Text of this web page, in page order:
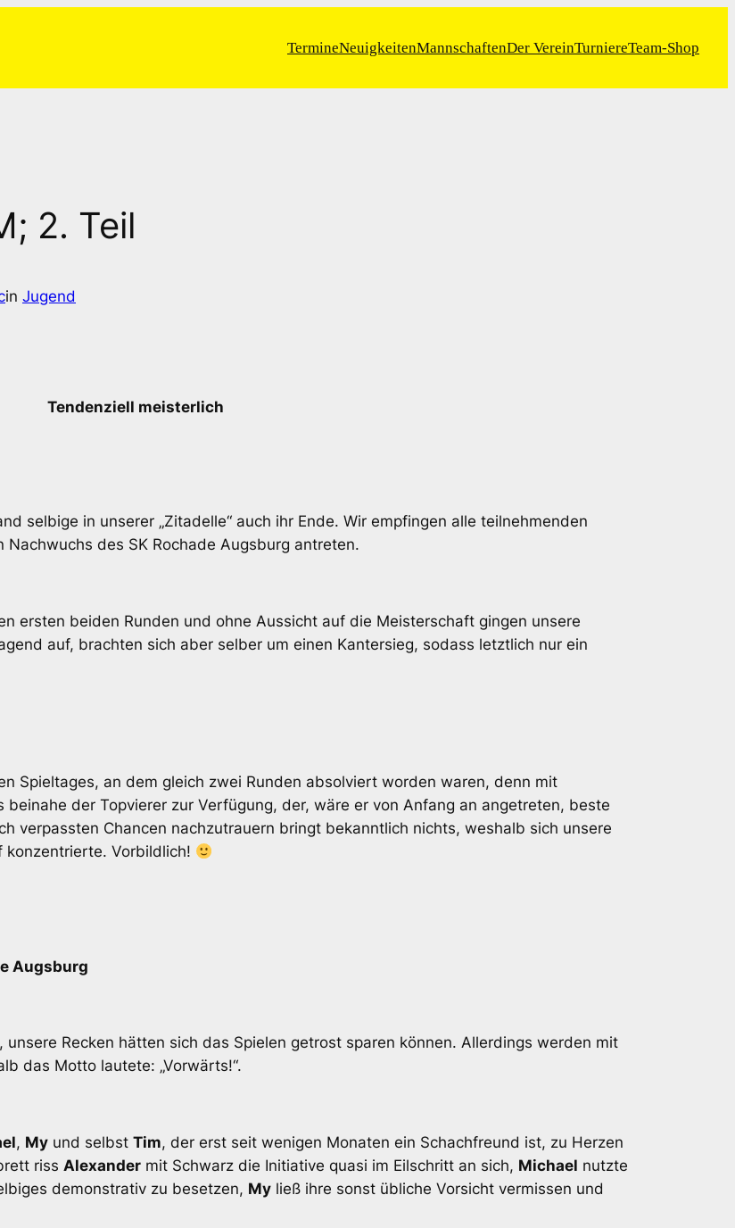
TermineNeuigkeitenMannschaftenDer VereinTurniereTeam-Shop
2. Teil
in Jugend
Tendenziell meisterlich
selbige in unserer „Zitadelle“ auch ihr Ende. Wir empfingen alle teilnehmenden
des SK Rochade Augsburg antreten.
ersten beiden Runden und ohne Aussicht auf die Meisterschaft gingen unsere
auf, brachten sich aber selber um einen Kantersieg, sodass letztlich nur ein
Spieltages, an dem gleich zwei Runden absolviert worden waren, denn mit
beinahe der Topvierer zur Verfügung, der, wäre er von Anfang an angetreten, beste
verpassten Chancen nachzutrauern bringt bekanntlich nichts, weshalb sich unsere
konzentrierte. Vorbildlich!
Augsburg
Recken hätten sich das Spielen getrost sparen können. Allerdings werden mit
das Motto lautete: „Vorwärts!“.
, My und selbst Tim, der erst seit wenigen Monaten ein Schachfreund ist, zu Herzen
riss Alexander mit Schwarz die Initiative quasi im Eilschritt an sich, Michael nutzte
demonstrativ zu besetzen, My ließ ihre sonst übliche Vorsicht vermissen und